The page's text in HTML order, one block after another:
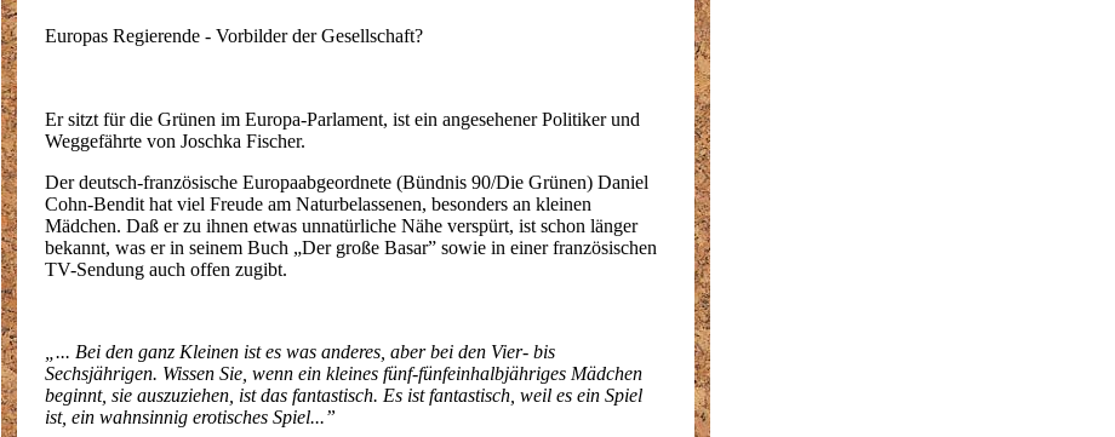
Europas Regierende - Vorbilder der Gesellschaft?
Er sitzt für die Grünen im Europa-Parlament, ist ein angesehener Politiker und
Weggefährte von Joschka Fischer.
Der deutsch-französische Europaabgeordnete (Bündnis 90/Die Grünen) Daniel
Cohn-Bendit hat viel Freude am Naturbelassenen, besonders an kleinen
Mädchen. Daß er zu ihnen etwas unnatürliche Nähe verspürt, ist schon länger
bekannt, was er in seinem Buch „Der große Basar” sowie in einer französischen
TV-Sendung auch offen zugibt.
„... Bei den ganz Kleinen ist es was anderes, aber bei den Vier- bis
Sechsjährigen. Wissen Sie, wenn ein kleines fünf-fünfeinhalbjähriges Mädchen
beginnt, sie auszuziehen, ist das fantastisch. Es ist fantastisch, weil es ein Spiel
ist, ein wahnsinnig erotisches Spiel...”